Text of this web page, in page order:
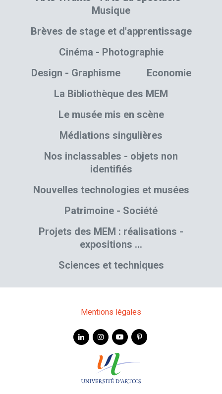
Musique
Brèves de stage et d'apprentissage
Cinéma - Photographie
Design - Graphisme
Economie
La Bibliothèque des MEM
Le musée mis en scène
Médiations singulières
Nos inclassables - objets non
identifiés
Nouvelles technologies et musées
Patrimoine - Société
Projets des MEM : réalisations -
expositions …
Sciences et techniques
Mentions légales